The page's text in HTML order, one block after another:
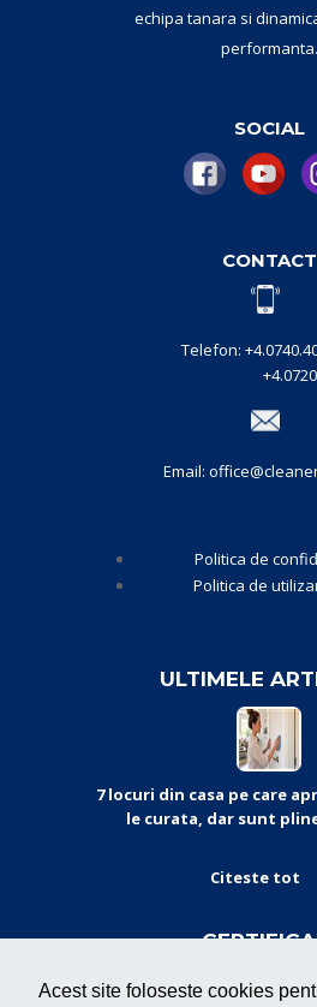
Acest site foloseste cookies
echipa tanara si
performanta.
SOCIAL
CONTACT
Telefon:
Email:
Politica de
Politica de
ULTIMELE
7 locuri din casa pe care
le curata, dar sunt
Citeste tot